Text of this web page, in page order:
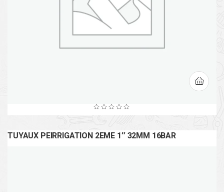
TUYAUX PEIRRIGATION 2EME 1″ 32MM 16BAR